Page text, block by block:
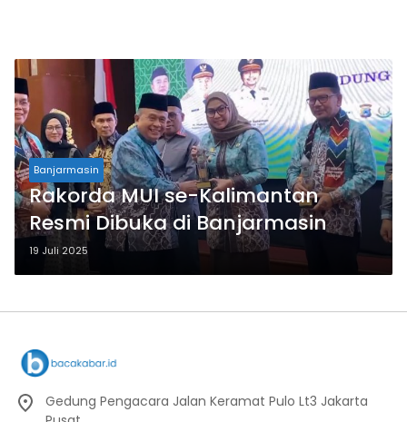
Banjarmasin
Rakorda MUI se-Kalimantan
Resmi Dibuka di Banjarmasin
19 Juli 2025
Gedung Pengacara Jalan Keramat Pulo Lt3 Jakarta